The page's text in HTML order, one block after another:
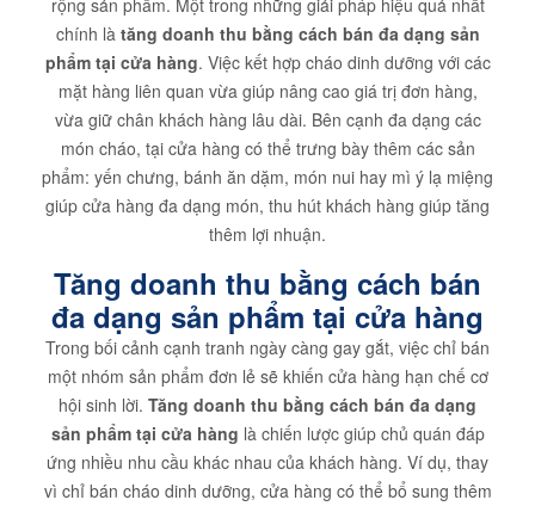
rộng sản phẩm. Một trong những giải pháp hiệu quả nhất
chính là tăng doanh thu bằng cách bán đa dạng sản
phẩm tại cửa hàng. Việc kết hợp cháo dinh dưỡng với các
mặt hàng liên quan vừa giúp nâng cao giá trị đơn hàng,
vừa giữ chân khách hàng lâu dài. Bên cạnh đa dạng các
món cháo, tại cửa hàng có thể trưng bày thêm các sản
phẩm: yến chưng, bánh ăn dặm, món nui hay mì ý lạ miệng
giúp cửa hàng đa dạng món, thu hút khách hàng giúp tăng
thêm lợi nhuận.
Tăng doanh thu bằng cách bán
đa dạng sản phẩm tại cửa hàng
Trong bối cảnh cạnh tranh ngày càng gay gắt, việc chỉ bán
một nhóm sản phẩm đơn lẻ sẽ khiến cửa hàng hạn chế cơ
hội sinh lời. Tăng doanh thu bằng cách bán đa dạng
sản phẩm tại cửa hàng là chiến lược giúp chủ quán đáp
ứng nhiều nhu cầu khác nhau của khách hàng. Ví dụ, thay
vì chỉ bán cháo dinh dưỡng, cửa hàng có thể bổ sung thêm